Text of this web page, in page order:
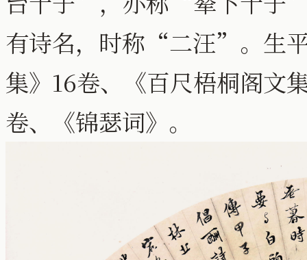
有诗名，时称“二汪”。生
集》16卷、《百尺梧桐阁文
卷、《锦瑟词》。